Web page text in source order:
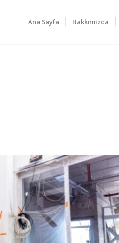
Ana Sayfa Hakkımızda